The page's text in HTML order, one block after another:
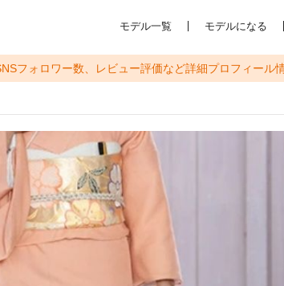
モデル一覧 モデルになる
フォロワー数、レビュー評価など詳細プロフィール